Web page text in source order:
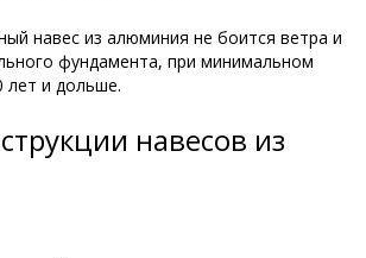
навес из алюминия не боится ветра и
фундамента, при минимальном
лет и дольше.
навесов из